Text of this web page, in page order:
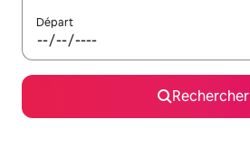
Départ
Rechercher